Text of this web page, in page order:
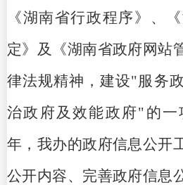
《湖南省行政程序》、
定》及《湖南省政府网站
律法规精神，建设"服务
治政府及效能政府"的一
年，我办的政府信息公开
公开内容、完善政府信息